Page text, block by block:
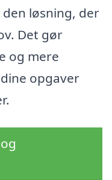
løsning, der
Det gør
og mere
opgaver